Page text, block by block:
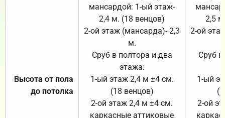
Высота от пола
до потолка
мансардой: 1-ый этаж-
2,4 м. (18 венцов)
2-ой этаж (мансарда)- 2,3
м.
Сруб в полтора и два
этажа:
1-ый этаж 2,4 м ±4 см.
(18 венцов)
2-ой этаж 2,4 м ±4 см.
каркасные аттиковые
2,5
2-ой
Сруб
1-ый
2-ой